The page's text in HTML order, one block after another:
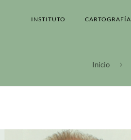
INSTITUTO CARTOGRAFÍA
Inicio